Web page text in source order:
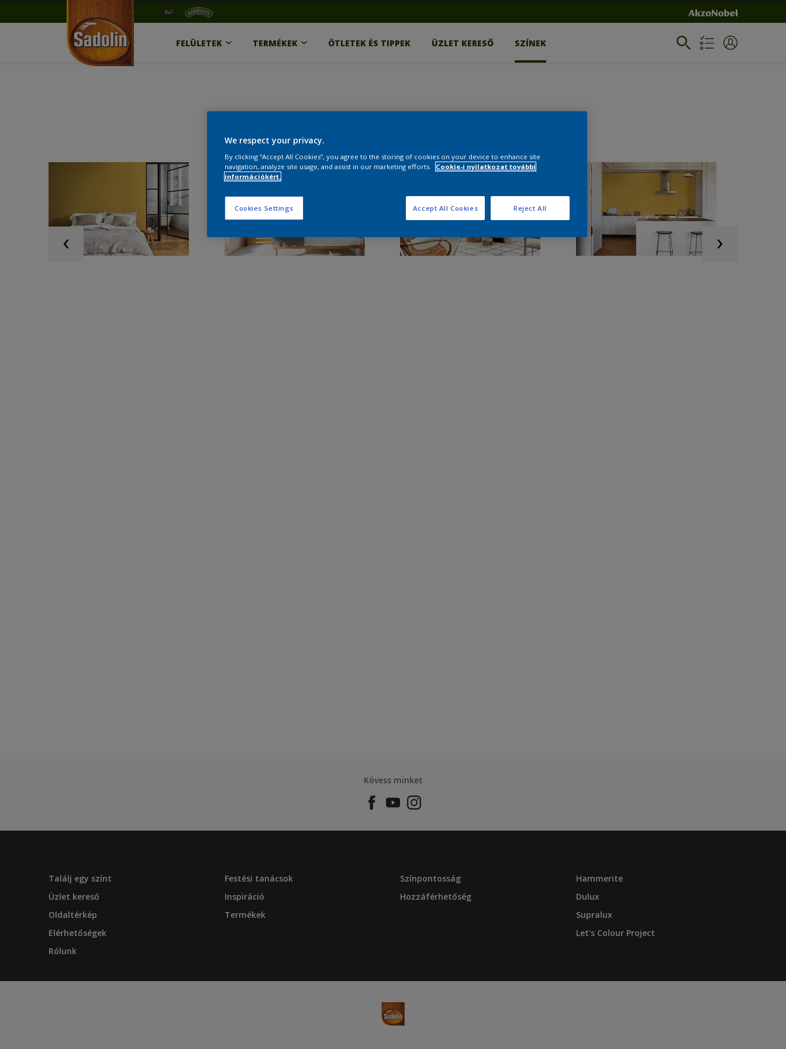
FELÜLETEK TERMÉKEK ÖTLETEK ÉS TIPPEK ÜZLET KERESŐ SZÍNEK
Kövess minket
Találj egy színt
Üzlet kereső
Oldaltérkép
Elérhetőségek
Rólunk
Festési tanácsok
Inspiráció
Termékek
Színpontosság
Hozzáférhetőség
Hammerite
Dulux
Supralux
Let’s Colour Project
We respect your privacy.
By clicking “Accept All Cookies”, you agree to the storing of cookies on your device to enhance site
navigation, analyze site usage, and assist in our marketing efforts.
Cookie-i nyilatkozat további
információkért.
Cookies Settings Reject All
Accept All Cookies